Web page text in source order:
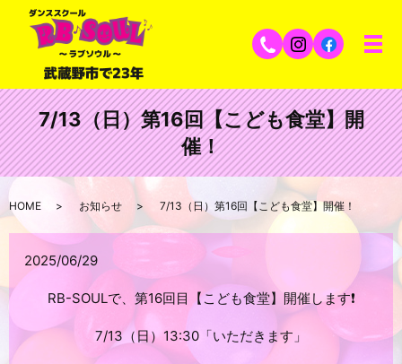
7/13（日）第16回【こども食堂】開
催！
HOME お知らせ 7/13（日）第16回【こども食堂】開催！
2025/06/29
RB-SOULで、第16回目【こども食堂】開催します❗️
7/13（日）13:30「いただきます」